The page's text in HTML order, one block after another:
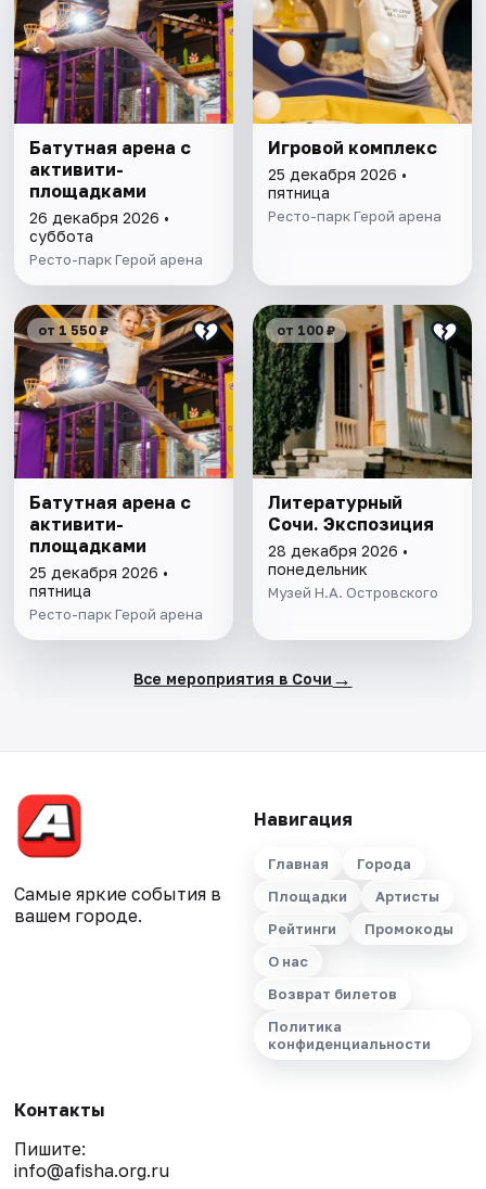
Батутная арена с
активити-
площадками
26 декабря 2026 •
суббота
Ресто-парк Герой арена
Игровой комплекс
25 декабря 2026 •
пятница
Ресто-парк Герой арена
от 1 550 ₽
Батутная арена с
активити-
площадками
25 декабря 2026 •
пятница
Ресто-парк Герой арена
от 100 ₽
Литературный
Сочи. Экспозиция
28 декабря 2026 •
понедельник
Музей Н.А. Островского
Все мероприятия в Сочи →
Самые яркие события в
вашем городе.
Навигация
Главная
Города
Площадки
Артисты
Рейтинги
Промокоды
О нас
Возврат билетов
Политика
конфиденциальности
Контакты
Пишите:
info@afisha.org.ru